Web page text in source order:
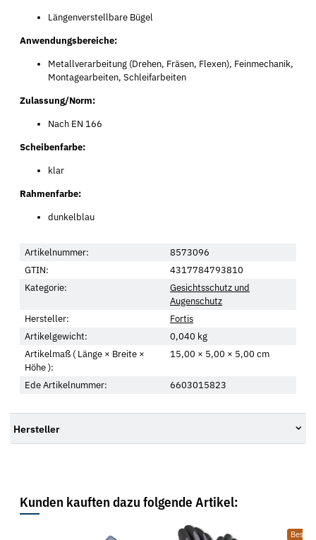
Längenverstellbare Bügel
Anwendungsbereiche:
Metallverarbeitung (Drehen, Fräsen, Flexen), Feinmechanik,
Montagearbeiten, Schleifarbeiten
Zulassung/Norm:
Nach EN 166
Scheibenfarbe:
klar
Rahmenfarbe:
dunkelblau
Artikelnummer:
8573096
GTIN:
4317784793810
Kategorie:
Gesichtsschutz und
Augenschutz
Hersteller:
Fortis
Artikelgewicht:
0,040 kg
Artikelmaß ( Länge × Breite ×
Höhe ):
15,00 × 5,00 × 5,00 cm
Ede Artikelnummer: 6603015823
Hersteller
Kunden kauften dazu folgende Artikel: